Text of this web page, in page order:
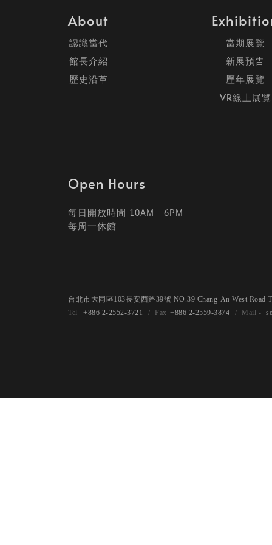
About
認識當代
館長介紹
歷史沿革
當期展覽
新展預告
歷年展覽
VR線上展覽
Open Hours
每日開放時間 10AM - 6PM
每周一休館
台北市大同區103長安西路39號 NO.39 Chang-An West Road
+886 2-2552-3721
+886 2-2559-3874